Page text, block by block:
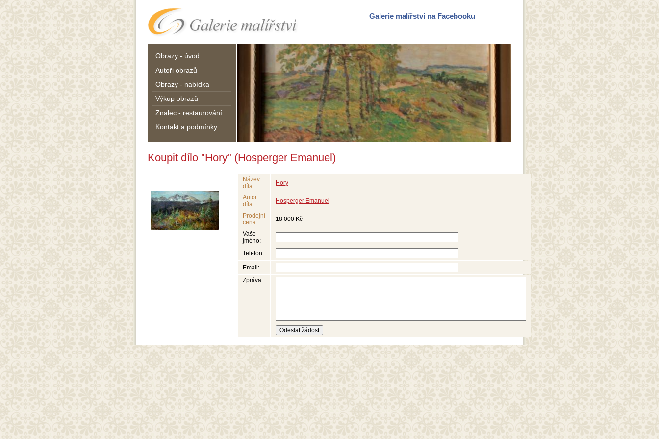
Galerie malířství na Facebooku
Obrazy - úvod
Autoři obrazů
Obrazy - nabídka
Výkup obrazů
Znalec - restaurování
Kontakt a podmínky
Koupit dílo "Hory" (Hosperger Emanuel)
Název
díla:
Hory
Autor
díla:
Hosperger Emanuel
Prodejní
cena:
18 000 Kč
Vaše
jméno:
Telefon:
Email:
Zpráva: